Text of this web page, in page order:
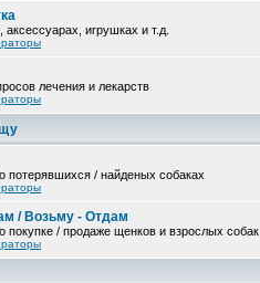
игрушках и т.д.
лечения и лекарств
потерявшихся / найденых собаках
/ Возьму - Отдам
покупке / продаже щенков и взрослых собак